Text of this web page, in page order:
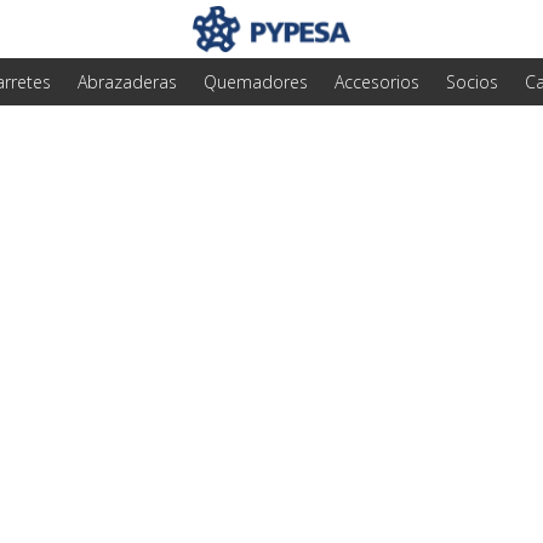
Abrazaderas Quemadores Accesorios Socios